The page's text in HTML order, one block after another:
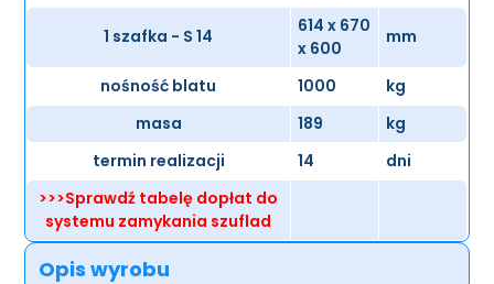
1 szafka - S 14
614 x 670
x 600
mm
nośność blatu 1000
kg
masa
189
kg
termin realizacji
14
dni
>>>Sprawdź tabelę dopłat do
systemu zamykania szuflad
Opis wyrobu